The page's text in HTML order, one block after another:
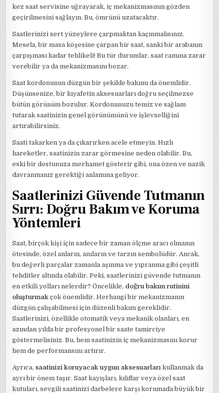
kez saat servisine uğrayarak, iç mekanizmasının gözden
geçirilmesini sağlayın. Bu, ömrünü uzatacaktır.
Saatlerinizi sert yüzeylere çarpmaktan kaçınmalısınız.
Mesela, bir masa köşesine çarpan bir saat, sanki bir arabanın
çarpışması kadar tehlikeli! Bu tür durumlar, saat camına zarar
verebilir ya da mekanizmasını bozar.
Saat kordonunun düzgün bir şekilde bakımı da önemlidir.
Düşünsenize, bir kıyafetin aksesuarları doğru seçilmezse
bütün görünüm bozulur. Kordonunuzu temiz ve sağlam
tutarak saatinizin genel görünümünü ve işlevselliğini
artırabilirsiniz.
Saati takarken ya da çıkarırken acele etmeyin. Hızlı
hareketler, saatinizin zarar görmesine neden olabilir. Bu,
eski bir dostunuza merhamet gösterir gibi, ona özen ve nazik
davranmanız gerektiği anlamına geliyor.
Saatlerinizi Güvende Tutmanın
Sırrı: Doğru Bakım ve Koruma
Yöntemleri
Saat, birçok kişi için sadece bir zaman ölçme aracı olmanın
ötesinde, özel anların, anıların ve tarzın sembolüdür. Ancak,
bu değerli parçalar zamanla aşınma ve yıpranma gibi çeşitli
tehditler altında olabilir. Peki, saatlerinizi güvende tutmanın
en etkili yolları nelerdir? Öncelikle, doğru bakım rutinini
oluşturmak çok önemlidir. Herhangi bir mekanizmanın
düzgün çalışabilmesi için düzenli bakım gereklidir.
Saatlerinizi, özellikle otomatik veya mekanik olanları, en
azından yılda bir profesyonel bir saate tamirciye
göstermelisiniz. Bu, hem saatinizin iç mekanizmasını korur
hem de performansını artırır.
Ayrıca, saatinizi koruyacak uygun aksesuarları kullanmak da
ayrı bir önem taşır. Saat kayışları, kılıflar veya özel saat
kutuları, sevgili saatinizi darbelere karşı korumada büyük bir